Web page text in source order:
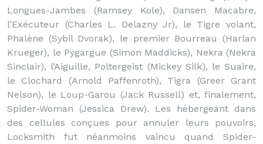
Longues-Jambes (Ramsey Kole), Dansen Macabre,
l’Exécuteur (Charles L. Delazny Jr), le Tigre volant,
Phalène (Sybil Dvorak), le premier Bourreau (Harlan
Krueger), le Pygargue (Simon Maddicks), Nekra (Nekra
Sinclair), l’Aiguille, Poltergeist (Mickey Silk), le Suaire,
le Clochard (Arnold Paffenroth), Tigra (Greer Grant
Nelson), le Loup-Garou (Jack Russell) et, finalement,
Spider-Woman (Jessica Drew). Les hébergeant dans
des cellules conçues pour annuler leurs pouvoirs,
Locksmith fut néanmoins vaincu quand Spider-